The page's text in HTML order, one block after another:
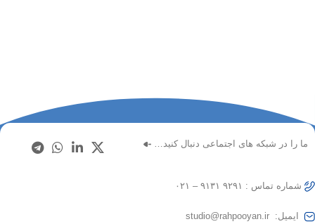
ما را در شبکه های اجتماعی دنبال کنید…
شماره تماس : ۹۲۹۱ ۹۱۳۱ – ۰۲۱
ایمیل: studio@rahpooyan.ir